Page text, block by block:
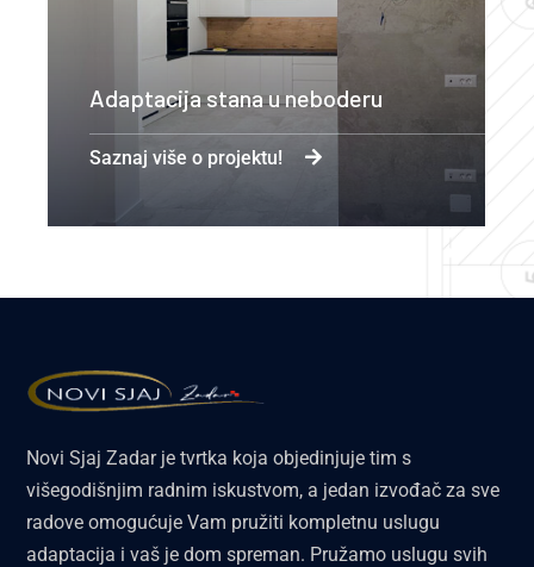
Adaptacija stana u neboderu
Saznaj više o projektu!
Novi Sjaj Zadar je tvrtka koja objedinjuje tim s
višegodišnjim radnim iskustvom, a jedan izvođač za sve
radove omogućuje Vam pružiti kompletnu uslugu
adaptacija i vaš je dom spreman. Pružamo uslugu svih